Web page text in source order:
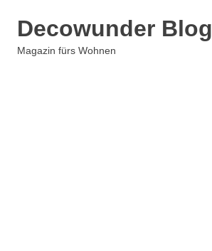
InhaltDecowunder Blog
Magazin fürs Wohnen